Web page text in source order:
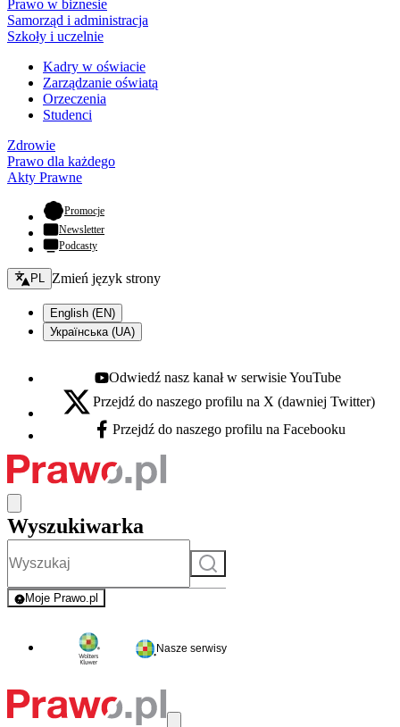
Prawo w biznesie
Samorząd i administracja
Szkoły i uczelnie
Kadry w oświacie
Zarządzanie oświatą
Orzeczenia
Studenci
Zdrowie
Prawo dla każdego
Akty Prawne
Promocje- otwiera się w nowej karcie
Newsletter
Podcasty
Zmień język - bieżący:
PL Zmień język strony
English (EN)
Українська (UA)
Youtube - otwiera się w nowej karcie
Odwiedź nasz kanał w serwisie YouTube
X - otwiera się w nowej karcie
Przejdź do naszego profilu na X (dawniej Twitter)
Facebook - otwiera się w nowej karcie
Przejdź do naszego profilu na Facebooku
Wyszukiwarka
Szukaj
Moje Prawo.pl
- rejestracja i logowanie do serwisu
Nasze serwisy